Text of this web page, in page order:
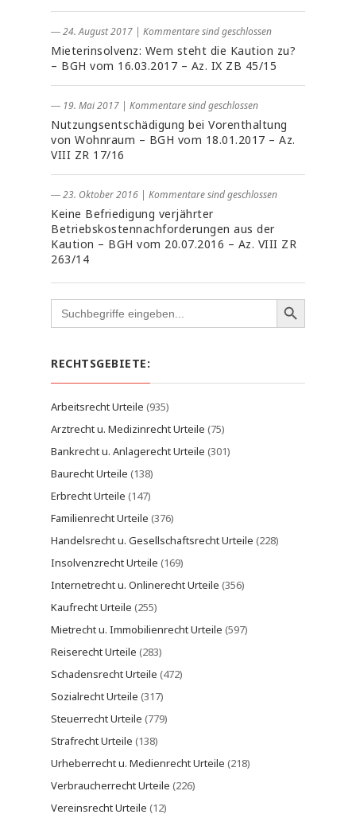
― 24. August 2017 | Kommentare sind geschlossen
Mieterinsolvenz: Wem steht die Kaution zu?
– BGH vom 16.03.2017 – Az. IX ZB 45/15
― 19. Mai 2017 | Kommentare sind geschlossen
Nutzungsentschädigung bei Vorenthaltung
von Wohnraum – BGH vom 18.01.2017 – Az.
VIII ZR 17/16
― 23. Oktober 2016 | Kommentare sind geschlossen
Keine Befriedigung verjährter
Betriebskostennachforderungen aus der
Kaution – BGH vom 20.07.2016 – Az. VIII ZR
263/14
Search
for:
RECHTSGEBIETE:
Arbeitsrecht Urteile (935)
Arztrecht u. Medizinrecht Urteile (75)
Bankrecht u. Anlagerecht Urteile (301)
Baurecht Urteile (138)
Erbrecht Urteile (147)
Familienrecht Urteile (376)
Handelsrecht u. Gesellschaftsrecht Urteile (228)
Insolvenzrecht Urteile (169)
Internetrecht u. Onlinerecht Urteile (356)
Kaufrecht Urteile (255)
Mietrecht u. Immobilienrecht Urteile (597)
Reiserecht Urteile (283)
Schadensrecht Urteile (472)
Sozialrecht Urteile (317)
Steuerrecht Urteile (779)
Strafrecht Urteile (138)
Urheberrecht u. Medienrecht Urteile (218)
Verbraucherrecht Urteile (226)
Vereinsrecht Urteile (12)